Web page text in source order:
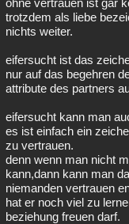
ohne vertrauen ist gar
trotzdem als liebe
nichts weiter.
eifersucht ist das
nur auf das begehren
attribute des partners
eifersucht kann man
es ist einfach ein
zu vertrauen.
denn wenn man nicht
kann,dann kann man
niemanden vertrauen
hat er noch viel zu
beziehung freuen darf.